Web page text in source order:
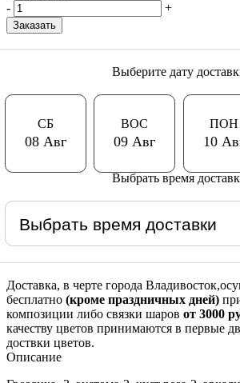
-
+
Заказать
Выберите дату
СБ
08 Авг
ВОС
09 Авг
ПОН
10
Выбрать время
Доставка, в черте города
бесплатно (кроме праздничных дней)
композиции либо связки шаров от 3000
качеству цветов принимаются в первые
доствки цветов.
Описание